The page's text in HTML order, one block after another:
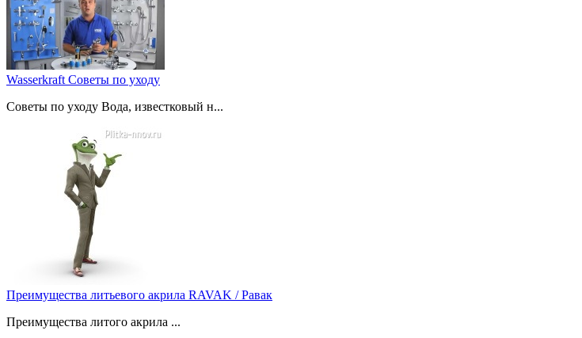
Wasserkraft Советы по уходу
Советы по уходу Вода, известковый н...
Преимущества литьевого акрила RAVAK / Равак
Преимущества литого акрила ...